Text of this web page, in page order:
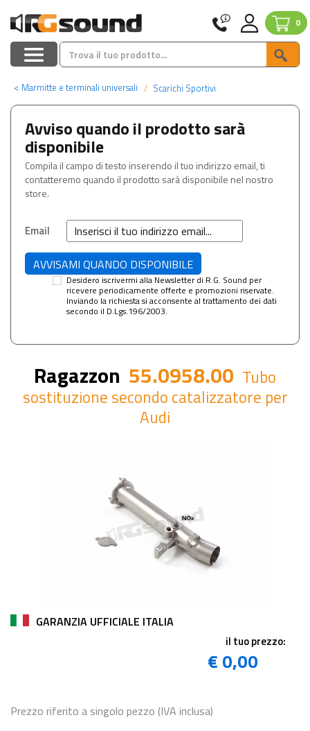
0
< Marmitte e terminali universali Scarichi Sportivi
Avviso quando il prodotto sarà
disponibile
Compila il campo di testo inserendo il tuo indirizzo email, ti
contatteremo quando il prodotto sarà disponibile nel nostro
store.
Email
Desidero iscrivermi alla Newsletter di R.G. Sound per
ricevere periodicamente offerte e promozioni riservate.
Inviando la richiesta si acconsente al trattamento dei dati
secondo il D.Lgs.196/2003.
Ragazzon 55.0958.00 Tubo
sostituzione secondo catalizzatore per
Audi
GARANZIA UFFICIALE ITALIA
il tuo prezzo:
€ 0,00
Prezzo riferito a singolo pezzo (IVA inclusa)